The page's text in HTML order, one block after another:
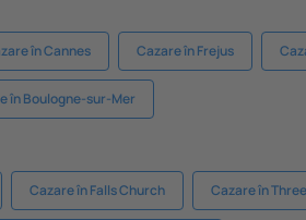
în Cannes Cazare în Frejus
în Boulogne-sur-Mer
Cazare în Falls Church Cazare în